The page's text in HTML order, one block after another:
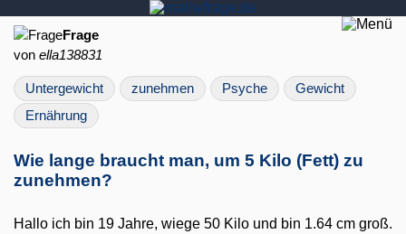
Frage
von ella138831
Untergewicht zunehmen Psyche
Gewicht
Ernährung
Wie lange braucht man, um 5 Kilo (Fett) zu
zunehmen?
Hallo ich bin 19 Jahre, wiege 50 Kilo und bin 1.64 cm groß.